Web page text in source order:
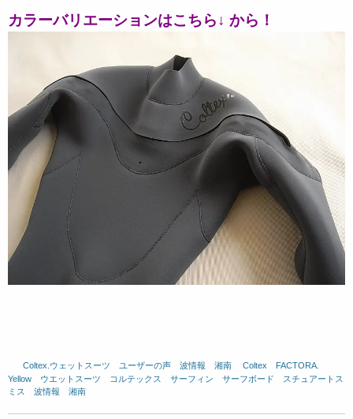
カラーバリエーションはこちら↓ から！
Coltex.ウェットスーツ ユーザーの声 波情報 湘南 Coltex FACTORA.
Yellow
ウエットスーツ コルテックス サーフィン サーフボード
スチュアートス
ミス
波情報 湘南